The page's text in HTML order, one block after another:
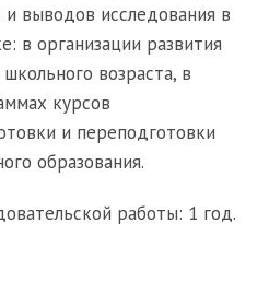
и выводов исследования в
в организации развития
возраста, в
курсов
и переподготовки
образования.
работы: 1 год.